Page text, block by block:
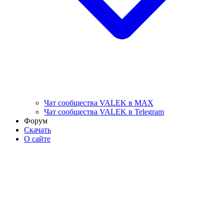
Чат сообщества VALEK в MAX
Чат сообщества VALEK в Telegram
Форум
Скачать
О сайте